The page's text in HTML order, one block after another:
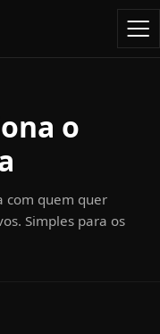
o
com quem quer
Simples para os